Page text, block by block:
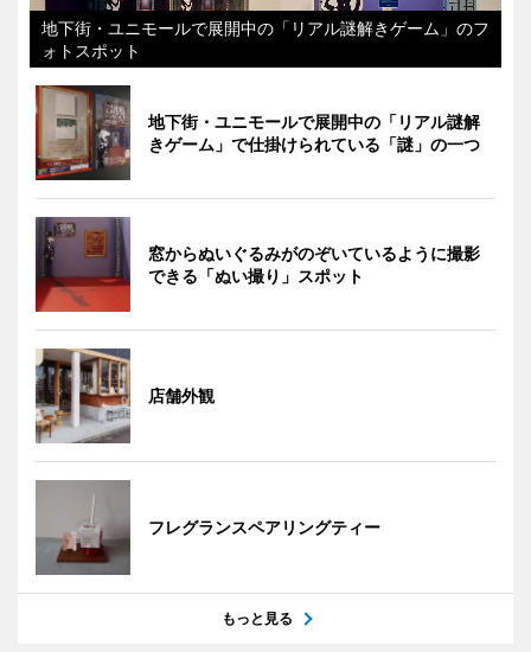
地下街・ユニモールで展開中の「リアル謎解きゲーム」のフ
ォトスポット
地下街・ユニモールで展開中の「リアル謎解
きゲーム」で仕掛けられている「謎」の一つ
窓からぬいぐるみがのぞいているように撮影
できる「ぬい撮り」スポット
店舗外観
フレグランスペアリングティー
もっと見る